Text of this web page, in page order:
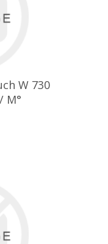
W 730
M°
dan 5 stuks